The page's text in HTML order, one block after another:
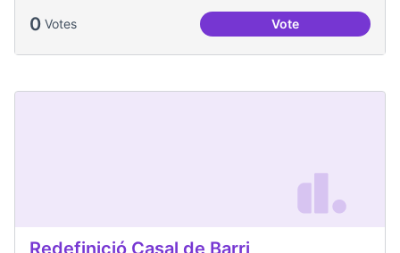
0 Votes VoteMalestar